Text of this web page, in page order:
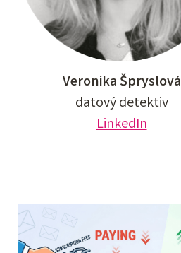
Veronika Špryslová
datový detektiv
LinkedIn